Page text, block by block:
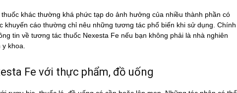
khác thường khá phức tạp do ảnh hưởng của nhiều thành phần có
khuyến cáo thường chỉ nêu những tương tác phổ biến khi sử dụng. Chính
tin về tương tác thuốc Nexesta Fe nếu bạn không phải là nhà nghiên
khoa.
Fe với thực phẩm, đồ uống